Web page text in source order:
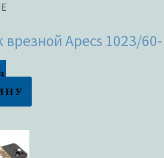
врезной Apecs 1023/60-